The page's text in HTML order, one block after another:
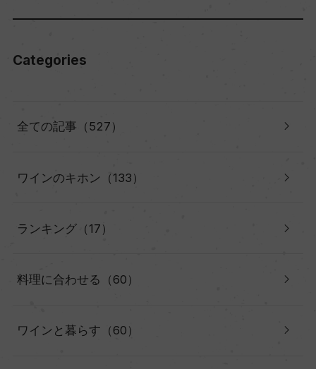
Categories
全ての記事（527）
ワインのキホン（133）
ランキング（17）
料理に合わせる（60）
ワインと暮らす（60）